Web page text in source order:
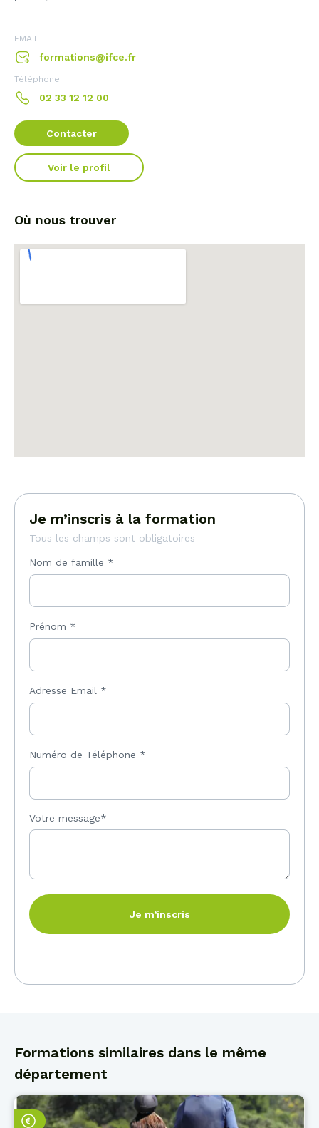
EMAIL
formations@ifce.fr
Téléphone
02 33 12 12 00
Contacter
Voir le profil
Où nous trouver
Je m’inscris à la formation
Tous les champs sont obligatoires
Nom de famille *
Prénom *
Adresse Email *
Numéro de Téléphone *
Votre message*
Je m’inscris
Formations similaires dans le même
département